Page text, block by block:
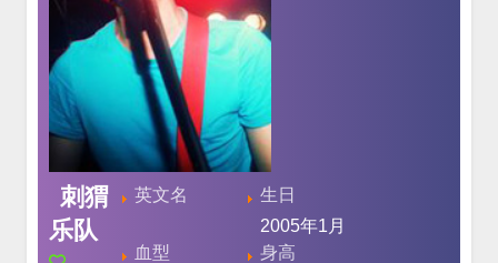
刺猬
乐队
英文名
生日
2005年1月
血型
身高